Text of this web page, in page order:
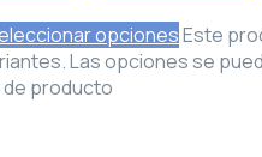
opcionesEste
Las opciones se
de producto